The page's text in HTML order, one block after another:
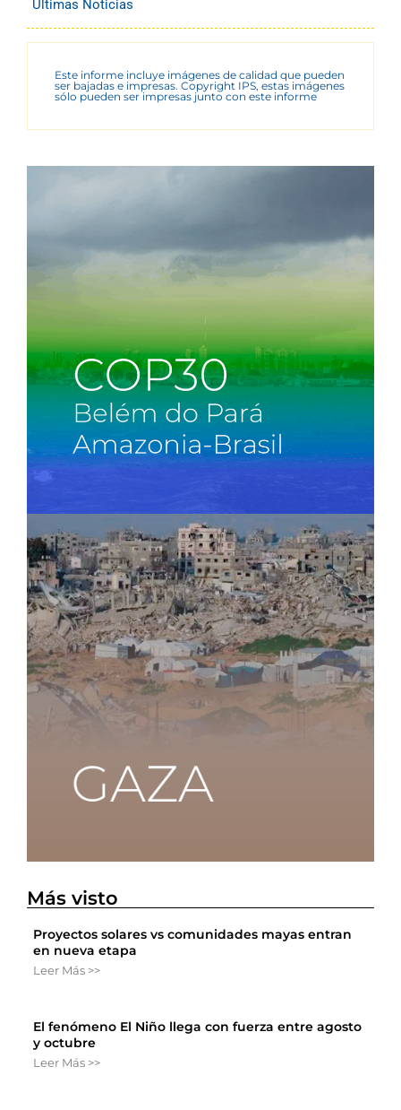
Últimas Noticias
Este informe incluye imágenes de calidad que pueden
ser bajadas e impresas. Copyright IPS, estas imágenes
sólo pueden ser impresas junto con este informe
Más visto
Proyectos solares vs comunidades mayas entran
en nueva etapa
Leer Más >>
El fenómeno El Niño llega con fuerza entre agosto
y octubre
Leer Más >>